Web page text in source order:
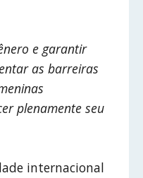
e garantir
as barreiras
plenamente seu
internacional